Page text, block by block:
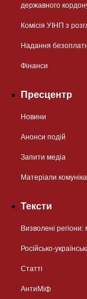
державного
Комісія УІНП з
Надання
Фінанси
Пресцентр
Новини
Анонси подій
Запити медіа
Матеріали
Тексти
Визволені регіони:
Російсько-
Статті
АнтиМіф